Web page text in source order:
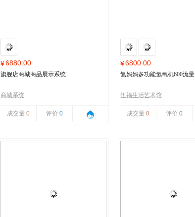
¥6880.00
旗舰店商城商品展示系统
商城系统
成交量 0 评价 0
¥6800.00
氢妈妈多功能氢氧机600流量
伍福生活艺术馆
成交量 0 评价 0